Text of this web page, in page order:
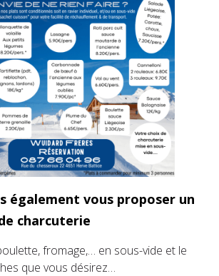
également vous proposer un
charcuterie
fromage,… en sous-vide et le
que vous désirez…